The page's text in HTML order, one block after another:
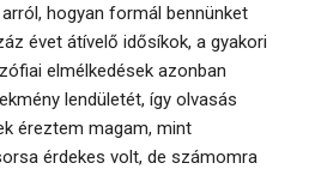
hogyan formál bennünket
évet átívelő idősíkok, a gyakori
elmélkedések azonban
lendületét, így olvasás
éreztem magam, mint
érdekes volt, de számomra